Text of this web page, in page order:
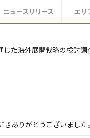
ニュースリリース エリ
じた海外展開戦略の検討
ありがとうございました。